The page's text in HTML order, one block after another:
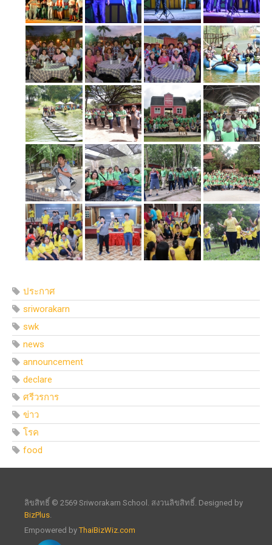
ประกาศ
sriworakarn
swk
news
announcement
declare
ศรีวรการ
ข่าว
โรค
food
ลิขสิทธิ์ © 2569 Sriworakarn School. สงวนลิขสิทธิ์. Designed by
BizPlus.
Empowered byThaiBizWiz.com